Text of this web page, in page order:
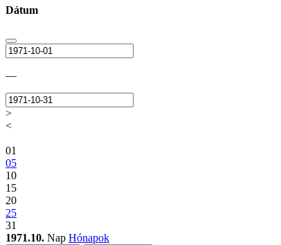
Dátum
—
>
<
01
05
10
15
20
25
31
1971.10. Nap Hónapok